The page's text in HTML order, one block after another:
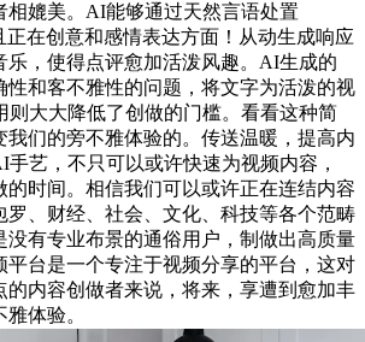
相媲美。AI能够通过天然言语处置
正在创意和感情表达方面！从动生成响应
乐，使得点评愈加活泼风趣。AI生成的
性和客不雅性的问题，将文字为活泼的视
则大大降低了创做的门槛。看看这种简
我们的旁不雅体验的。传送温暖，提高内
艺，不只可以或许快速为视频内容，
的时间。相信我们可以或许正在连结内容
罗、财经、社会、文化、科技等各个范畴
没有专业布景的通俗用户，制做出高质量
平台是一个专注于视频分享的平台，这对
的内容创做者来说，将来，享遭到愈加丰
体验。